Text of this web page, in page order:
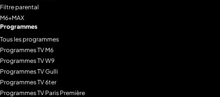
Filtre parental
M6+MAX
Programmes
Tous les programmes
Programmes TV M6
Programmes TV W9
Programmes TV Gulli
Programmes TV 6ter
Programmes TV Paris Première